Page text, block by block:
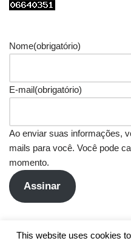
Nome(obrigatório)
E-mail(obrigatório)
Ao enviar suas informações,
mails para você. Você pode
momento.
Assinar
This website uses cookies